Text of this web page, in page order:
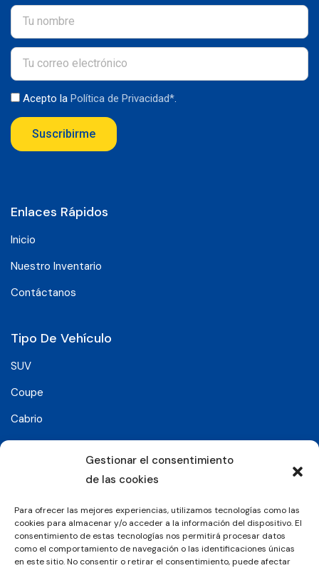
Gestionar el consentimiento
de las cookies
Para ofrecer las mejores experiencias, utilizamos tecnologías como las
cookies para almacenar y/o acceder a la información del dispositivo. El
consentimiento de estas tecnologías nos permitirá procesar datos
como el comportamiento de navegación o las identificaciones únicas
en este sitio. No consentir o retirar el consentimiento, puede afectar
Acepto la Política de Privacidad*.
Suscribirme
Enlaces Rápidos
Inicio
Nuestro Inventario
Contáctanos
Tipo De Vehículo
SUV
Coupe
Cabrio
SUV-Coupe
Síguenos en: